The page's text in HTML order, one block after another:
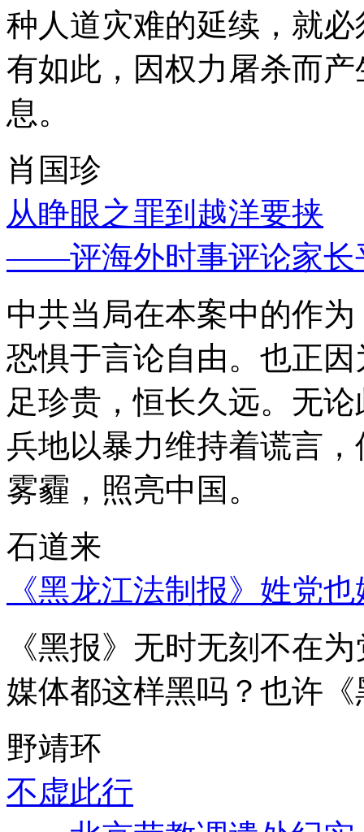
种人道灾难的延续，就
有如此，因权力屠杀而
息。
肖国珍
从睁眼之罪到越洋要挟
——评海外时事评论家长
中共当局在本案中的作
恐惧于言论自由。也正
足珍贵，恒长久远。无
兵地以暴力维持着谎言
雾霾，照亮中国。
石道来
《黑龙江法制报》姓党
《黑报》无时无刻不在
媒体都这样黑吗？也许
野靖环
不虚此行